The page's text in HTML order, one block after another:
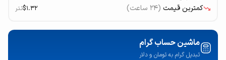
کمترین قیمت (۲۴ ساعت) $1.32تتر
ماشین حساب گرام
تبدیل گرام به تومان و دلار